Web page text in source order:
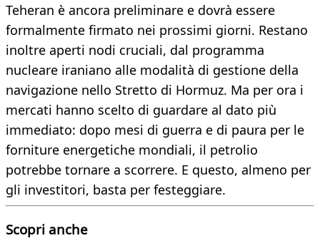
Teheran è ancora preliminare e dovrà essere
formalmente firmato nei prossimi giorni. Restano
inoltre aperti nodi cruciali, dal programma
nucleare iraniano alle modalità di gestione della
navigazione nello Stretto di Hormuz. Ma per ora i
mercati hanno scelto di guardare al dato più
immediato: dopo mesi di guerra e di paura per le
forniture energetiche mondiali, il petrolio
potrebbe tornare a scorrere. E questo, almeno per
gli investitori, basta per festeggiare.
Scopri anche